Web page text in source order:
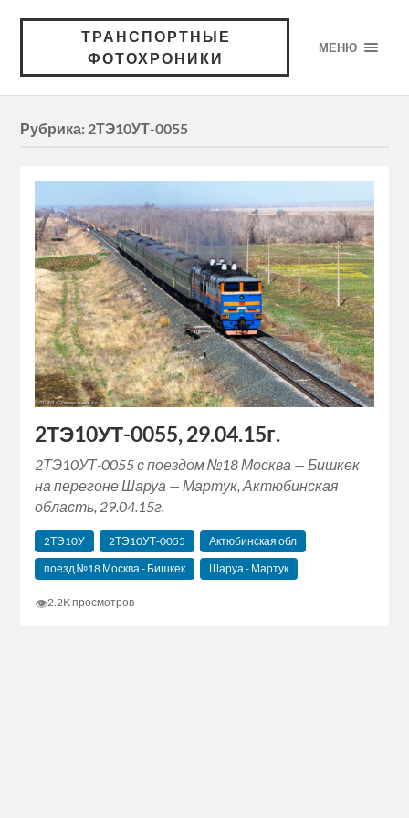
ТРАНСПОРТНЫЕ
ФОТОХРОНИКИ
МЕНЮ
Рубрика: 2ТЭ10УТ-0055
2ТЭ10УТ-0055, 29.04.15г.
2ТЭ10УТ-0055 с поездом №18 Москва — Бишкек
на перегоне Шаруа — Мартук, Актюбинская
область, 29.04.15г.
2ТЭ10У 2ТЭ10УТ-0055
Актюбинская обл
поезд №18 Москва - Бишкек
Шаруа - Мартук
👁2.2K просмотров